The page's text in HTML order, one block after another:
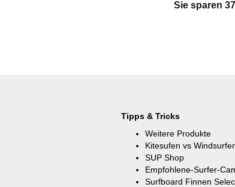
Sie sparen
Tipps & Tricks
Weitere Produkte
Kitesufen vs
SUP Shop
Empfohlene-Surfer-
Surfboard Finnen